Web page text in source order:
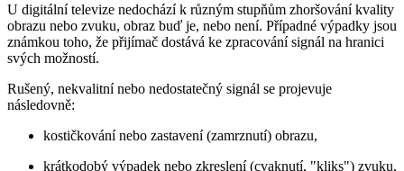
U digitální televize nedochází k různým stupňům zhoršování kvality
obrazu nebo zvuku, obraz buď je, nebo není. Případné výpadky jsou
známkou toho, že přijímač dostává ke zpracování signál na hranici
svých možností.
Rušený, nekvalitní nebo nedostatečný signál se projevuje
následovně:
kostičkování nebo zastavení (zamrznutí) obrazu,
krátkodobý výpadek nebo zkreslení (cvaknutí, "kliks") zvuku,